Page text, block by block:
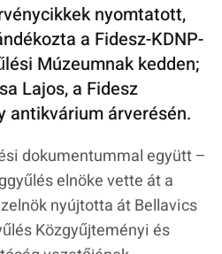
nyomtatott,
a Fidesz-KDNP-
Múzeumnak kedden;
Lajos, a Fidesz
antikvárium árverésén.
dokumentummal együtt –
elnöke vette át a
nyújtotta át Bellavics
Közgyűjteményi és